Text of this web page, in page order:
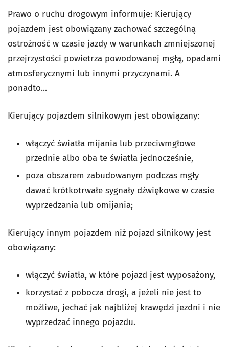
Prawo o ruchu drogowym informuje: Kierujący
pojazdem jest obowiązany zachować szczególną
ostrożność w czasie jazdy w warunkach zmniejszonej
przejrzystości powietrza powodowanej mgłą, opadami
atmosferycznymi lub innymi przyczynami. A
ponadto...
Kierujący pojazdem silnikowym jest obowiązany:
włączyć światła mijania lub przeciwmgłowe
przednie albo oba te światła jednocześnie,
poza obszarem zabudowanym podczas mgły
dawać krótkotrwałe sygnały dźwiękowe w czasie
wyprzedzania lub omijania;
Kierujący innym pojazdem niż pojazd silnikowy jest
obowiązany:
włączyć światła, w które pojazd jest wyposażony,
korzystać z pobocza drogi, a jeżeli nie jest to
możliwe, jechać jak najbliżej krawędzi jezdni i nie
wyprzedzać innego pojazdu.